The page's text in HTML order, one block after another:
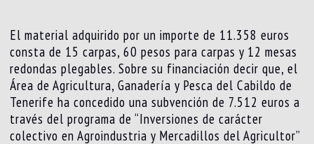
El material adquirido por un importe de 11.358 euros
consta de 15 carpas, 60 pesos para carpas y 12 mesas
redondas plegables. Sobre su financiación decir que, el
Área de Agricultura, Ganadería y Pesca del Cabildo de
Tenerife ha concedido una subvención de 7.512 euros a
través del programa de “Inversiones de carácter
colectivo en Agroindustria y Mercadillos del Agricultor”